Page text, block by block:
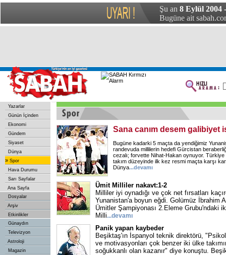
Şu an 8 Eylül 2004
Bugüne ait
Yazarlar
Günün İçinden
Ekonomi
Gündem
Siyaset
Dünya
» Spor
Hava Durumu
Sarı Sayfalar
Ana Sayfa
Dosyalar
Arşiv
Etkinlikler
Günaydın
Televizyon
Astroloji
Magazin
Sana canım desem galibiyet
Bugüne kadarki 5 maçta da yendiğimiz
randevuda millilerin hedefi Gürcistan
cezalı; forvette Nihat-Hakan oynuyor. Türkiye
takım düzeyinde ilk kez resmi maçta karşı
Dünya...devamı
Ümit Milliler nakavt:1-2
Milliler iyi oynadığı ve çok net fırsatları
Yunanistan'a boyun eğdi. Golümüz İbrahim
Ümitler Şampiyonası 2.Eleme Grubu'ndaki
Milli...devamı
Panik yapan kaybeder
Beşiktaş'ın İspanyol teknik direktörü,
ve motivasyonları çok benzer iki ülke
soğukkanlı olan kazanır" diye konuştu.